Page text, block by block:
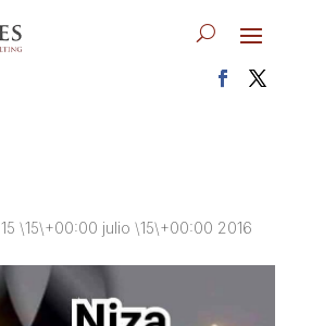
15 \15\+00:00 julio \15\+00:00 2016